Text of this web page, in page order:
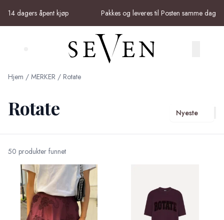
14 dagers åpent kjøp Pakkes og leveres til Posten samme dag
Search (⌘K)
Hjem / MERKER / Rotate
Rotate Nyeste
50 produkter funnet